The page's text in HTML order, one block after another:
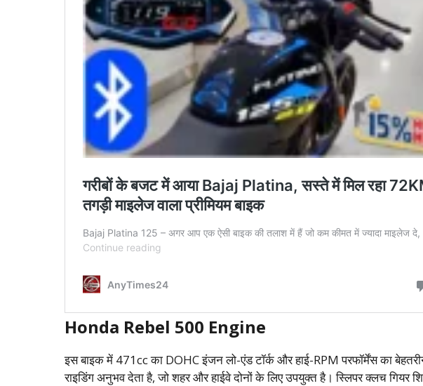
Honda Rebel 500 Engine
इस बाइक में 471cc का DOHC इंजन लो-एंड टॉर्क और हाई-RPM परफॉर्मेंस का
राइडिंग अनुभव देता है, जो शहर और हाईवे दोनों के लिए उपयुक्त है। स्लिपर क्लच गियर